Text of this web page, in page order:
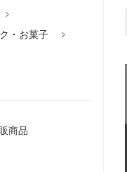
・お菓子
商品